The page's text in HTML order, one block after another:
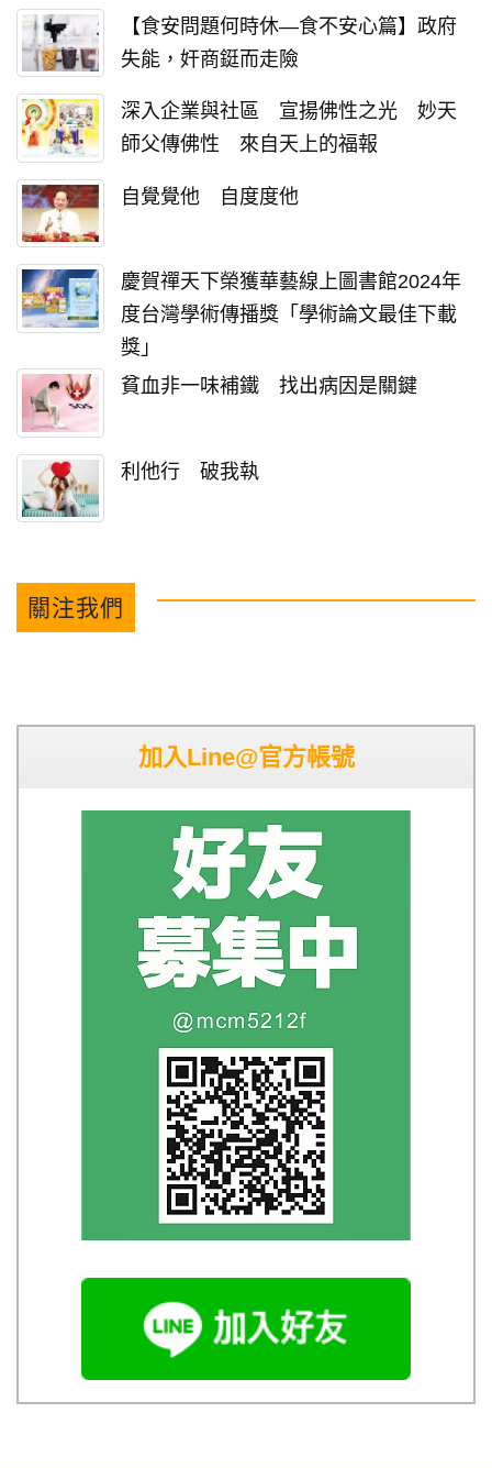
【食安問題何時休—食不安心篇】政府
失能，奸商鋌而走險
深入企業與社區 宣揚佛性之光 妙天
師父傳佛性 來自天上的福報
自覺覺他 自度度他
慶賀禪天下榮獲華藝線上圖書館2024年
度台灣學術傳播獎「學術論文最佳下載
獎」
貧血非一味補鐵 找出病因是關鍵
利他行 破我執
關注我們
加入Line@官方帳號